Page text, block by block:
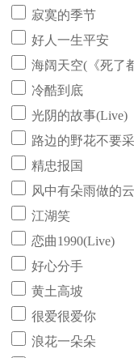
寂寞的季节
好人一生平安
海阔天空(《死了
冷酷到底
光阴的故事(Live)
路边的野花不要采
精忠报国
风中有朵雨做的云
江湖笑
恋曲1990(Live)
好心分手
黄土高坡
很爱很爱你
浪花一朵朵